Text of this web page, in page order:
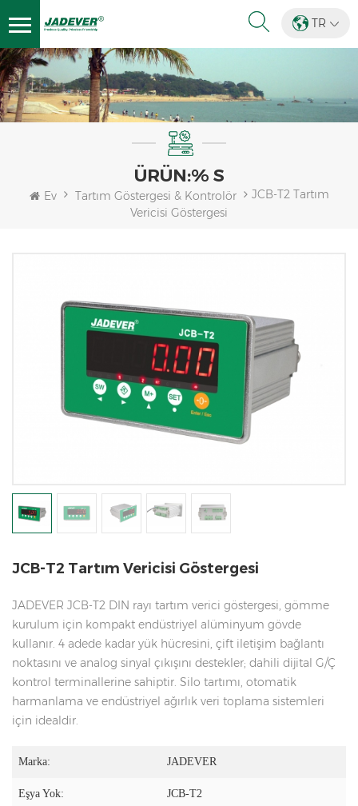
TR
ÜRÜN:% S
Ev Tartım Göstergesi & Kontrolör
JCB-T2 Tartım
Vericisi Göstergesi
JCB-T2 Tartım Vericisi Göstergesi
JADEVER JCB-T2 DIN rayı tartım verici göstergesi, gömme
kurulum için kompakt endüstriyel alüminyum gövde
kullanır. 4 adede kadar yük hücresini, çift iletişim bağlantı
noktasını ve analog sinyal çıkışını destekler; dahili dijital G/Ç
kontrol terminallerine sahiptir. Silo tartımı, otomatik
harmanlama ve endüstriyel ağırlık veri toplama sistemleri
için idealdir.
Marka: JADEVER
Eşya Yok: JCB-T2